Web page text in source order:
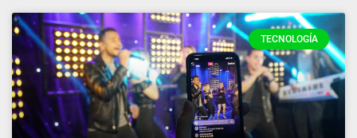
TECNOLOGÍA